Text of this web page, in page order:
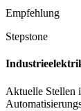
Empfehlung
Stepstone
Aktuelle Stellen